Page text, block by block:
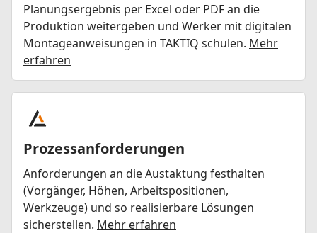
Planungsergebnis per Excel oder PDF an die
Produktion weitergeben und Werker mit digitalen
Montageanweisungen in TAKTIQ schulen. Mehr
erfahren
Prozessanforderungen
Anforderungen an die Austaktung festhalten
(Vorgänger, Höhen, Arbeitspositionen,
Werkzeuge) und so realisierbare Lösungen
sicherstellen. Mehr erfahren